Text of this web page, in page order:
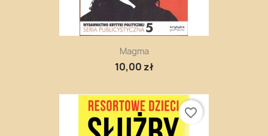
Magma
10,00 zł
favorite_border